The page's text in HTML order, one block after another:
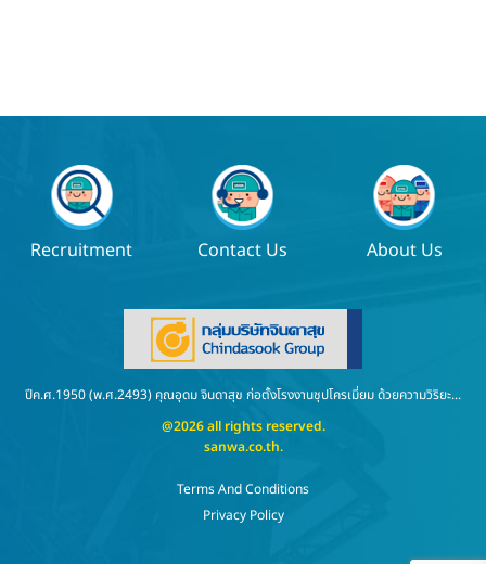
Recruitment Contact Us About Us
ปีค.ศ.1950 (พ.ศ.2493) คุณอุดม จินดาสุข ก่อตั้งโรงงานชุปโครเมี่ยม ด้วยความวิริยะ...
@2026 all rights reserved.
sanwa.co.th.
Terms And Conditions
Privacy Policy